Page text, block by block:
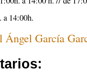
14:00h.
Ángel García